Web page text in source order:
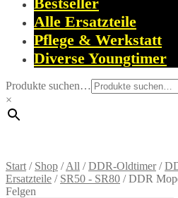
Alle Ersatzteile
Pflege & Werkstatt
Diverse Youngtimer
Produkte suchen…
×
Start / Shop /All /DDR-Oldtimer/
Ersatzteile / SR50 - SR80 /DDR
Felgen